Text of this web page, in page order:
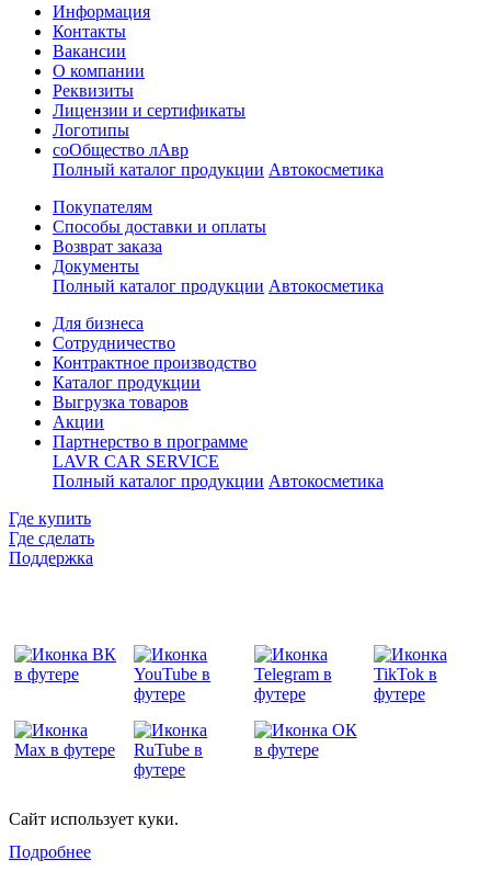
Информация
Контакты
Вакансии
О компании
Реквизиты
Лицензии и сертификаты
Логотипы
соОбщество лАвр
Полный каталог продукции Автокосметика
Покупателям
Способы доставки и оплаты
Возврат заказа
Документы
Полный каталог продукции Автокосметика
Для бизнеса
Сотрудничество
Контрактное производcтво
Каталог продукции
Выгрузка товаров
Акции
Партнерство в программе
LAVR CAR SERVICE
Полный каталог продукции Автокосметика
Где купить
Где сделать
Поддержка
Сайт использует куки.
Подробнее